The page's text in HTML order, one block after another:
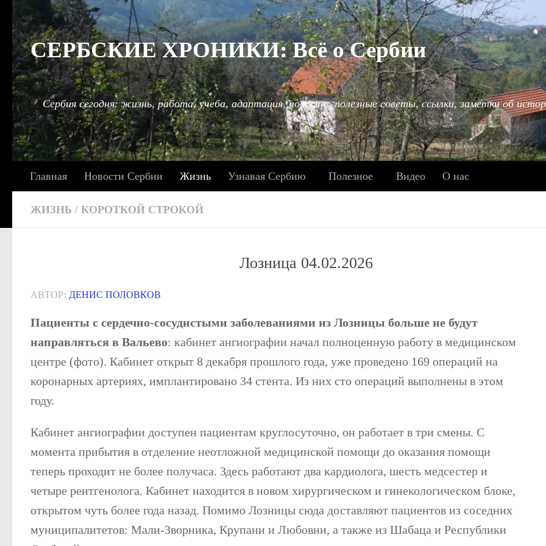
Под записью
СЕРБСКИЕ ХРОНИКИ: Всё о Сербии
Сербия сегодня: жизнь, работа, учеба, адаптация, новости, полезные советы, ссылки, заметки об
Главная Новости Сербии Жизнь Узнавая Сербию Полезное Видео О нас
ЖИЗНЬ / КОРОТКОЙ СТРОКОЙ
Лозница 04.02.2026
АВТОР: ДЕНИС ПОЛОВКОВ
Пациенты с сердечно-сосудистыми заболеваниями из Лозницы больше не будут
направляться в Вальево: кабинет ангиографии начал полноценную работу в медицинском
центре (фото). Кабинет открыт 8 декабря прошлого года, уже проведено 169 операций на
коронарных артериях, имплантировано 34 стента. Из них сто операций выполнены в этом
году.
Кабинет ангиографии доступен пациентам круглосуточно, он работает в три смены. С
момента прибытия в отделение неотложной медицинской помощи до оказания помощи
теперь проходит не более получаса. Здесь работают два кардиолога, шесть медсестер и
четыре рентгенолога. Кабинет находится в новом хирургическом и гинекологическом блоке,
открытом чуть более года назад. Помимо Лозницы сюда доставляют пациентов из соседних
муниципалитетов: Мали-Зворника, Крупани и Любовии, а также из Шабаца и Республики